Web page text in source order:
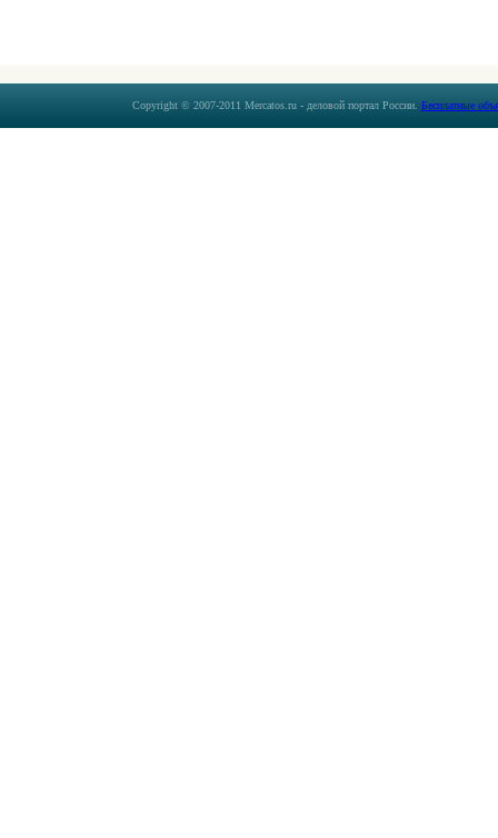
Copyright © 2007-2011 Mercatos.ru - деловой портал России. Бесплатные